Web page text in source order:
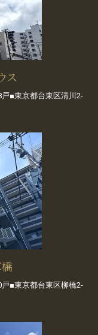
ス
■東京都台東区清川2-
■東京都台東区柳橋2-